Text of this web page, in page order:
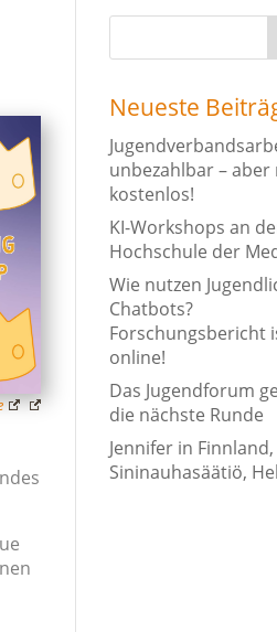
Neueste
unbezahlbar – aber
kostenlos!
KI-Workshops an
Hochschule der
Wie nutzen
Chatbots?
Forschungsbericht
online!
Das Jugendforum
die nächste Runde
Jennifer in Finnland,
Sininauhasäätiö,